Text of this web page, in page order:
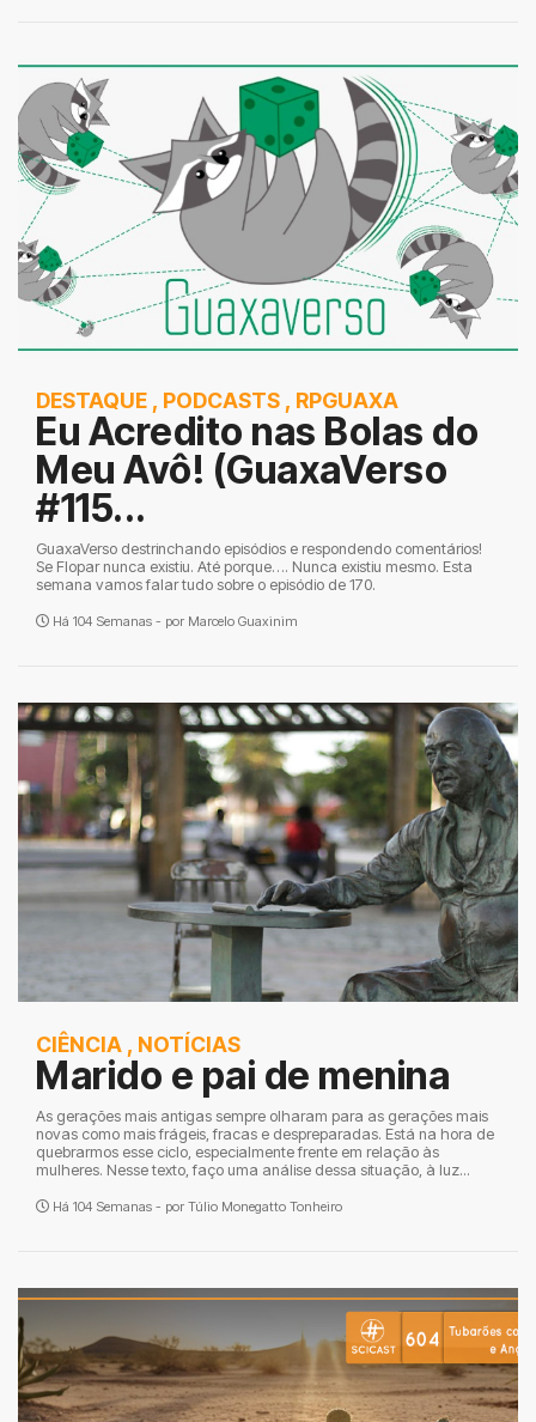
DESTAQUE , PODCASTS , RPGUAXA
Eu Acredito nas Bolas do
Meu Avô! (GuaxaVerso
#115...
GuaxaVerso destrinchando episódios e respondendo comentários!
Se Flopar nunca existiu. Até porque…. Nunca existiu mesmo. Esta
semana vamos falar tudo sobre o episódio de 170.
Há 104 Semanas - por Marcelo Guaxinim
CIÊNCIA , NOTÍCIAS
Marido e pai de menina
As gerações mais antigas sempre olharam para as gerações mais
novas como mais frágeis, fracas e despreparadas. Está na hora de
quebrarmos esse ciclo, especialmente frente em relação às
mulheres. Nesse texto, faço uma análise dessa situação, à luz...
Há 104 Semanas - por Túlio Monegatto Tonheiro